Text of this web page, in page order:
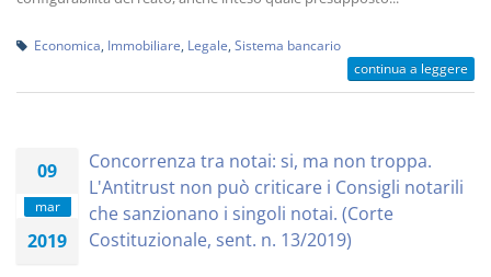
Economica Immobiliare Legale Sistema bancario
continua a leggere
09
mar
2019
Concorrenza tra notai: si, ma non troppa.
L'Antitrust non può criticare i Consigli notarili
che sanzionano i singoli notai. (Corte
Costituzionale, sent. n. 13/2019)